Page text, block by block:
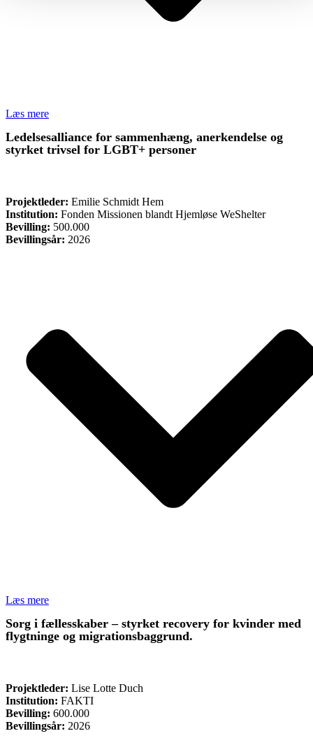
Læs mere
Ledelsesalliance for sammenhæng, anerkendelse og
styrket trivsel for LGBT+ personer
Projektleder: Emilie Schmidt Hem
Institution: Fonden Missionen blandt Hjemløse WeShelter
Bevilling: 500.000
Bevillingsår: 2026
Læs mere
Sorg i fællesskaber – styrket recovery for kvinder med
flygtninge og migrationsbaggrund.
Projektleder: Lise Lotte Duch
Institution: FAKTI
Bevilling: 600.000
Bevillingsår: 2026